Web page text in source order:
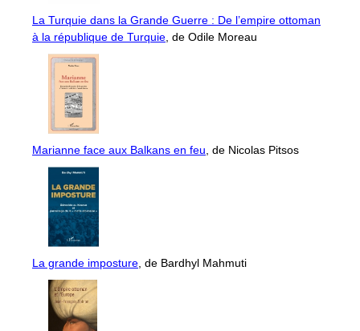
La Turquie dans la Grande Guerre : De l’empire ottoman
à la république de Turquie, de Odile Moreau
Marianne face aux Balkans en feu, de Nicolas Pitsos
La grande imposture, de Bardhyl Mahmuti